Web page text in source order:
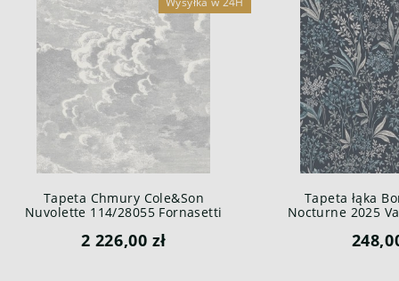
Tapeta Chmury Cole&Son
Nuvolette 114/28055 Fornasetti
2 226,00 zł
Tapeta łąka
Nocturne 2025